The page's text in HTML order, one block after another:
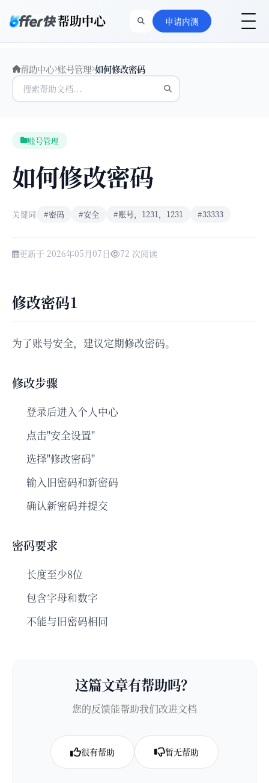
帮助中心 申请内测
帮助中心 账号管理 如何修改密码
账号管理
如何修改密码
关键词 #密码 #安全 #账号，1231，1231 #33333
更新于 2026年05月07日 72 次阅读
修改密码1
为了账号安全，建议定期修改密码。
修改步骤
登录后进入个人中心
点击"安全设置"
选择"修改密码"
输入旧密码和新密码
确认新密码并提交
密码要求
长度至少8位
包含字母和数字
不能与旧密码相同
这篇文章有帮助吗？
您的反馈能帮助我们改进文档
很有帮助 暂无帮助